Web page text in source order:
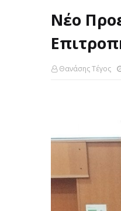
Νέο
Θανάσης Τέγος